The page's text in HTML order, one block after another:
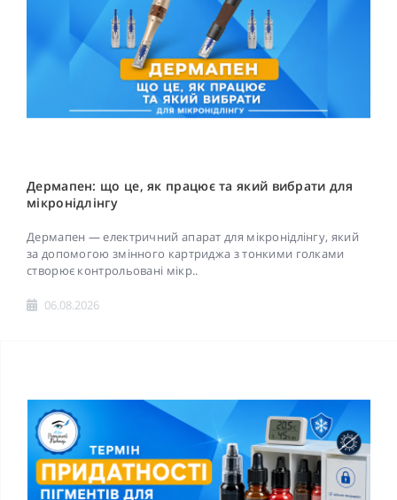
Дермапен: що це, як працює та який вибрати для
мікронідлінгу
Дермапен — електричний апарат для мікронідлінгу, який
за допомогою змінного картриджа з тонкими голками
створює контрольовані мікр..
06.08.2026